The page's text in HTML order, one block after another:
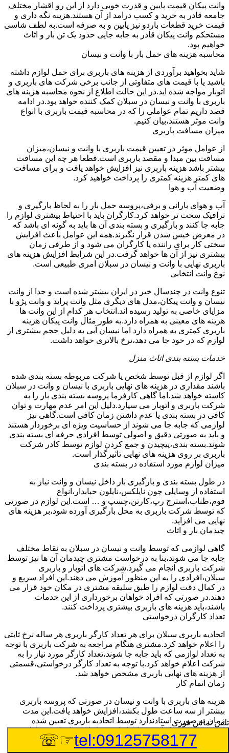
وانت پیکان قیمت پایین و قدرت خوبی دارد از این رو اقشار مختلف
جامعه قادر به خرید و کسب درامد از آن هستند.هزینه نگه داری و
قیمت خرید قطعات باردو نیز پایین و به صرفه است.به لطف شاسی
مستحکم وانت پیکان قادر به جابه جایی حدود یک تن بار و اثاث
خواهیم بود.
محاسبه هزینه های حمل بار با وانت و نیسان
شاید بخواهید برآوردی از هزینه های باربری برای حمل لوازم داشته
باشید یا با قیمت های متفاوتی از جانب برخی شرکت های باربری و
اتوبار مواجه شده اید.در این حالت اطلاع از نحوه محاسبه هزینه های
باربری با وانت و نیسان در سبلان کمک کننده خواهد بود.در ادامه
قصد داریم تمام عواملی را که در محاسبه قیمت باربری با انواع
وانت موثر هستند،بیان کنیم.
میزان مسافت باربری
از عوامل موثر در تعیین قیمت باربری با وانت و نیسان،میزان
مسافت بین مبدا و مقصد باربری است.قطعا هر چه این مسافت
بیشتر باشد هزینه باربری نیز افزایش خواهد یافت و برای مسافت
های کمتر هزینه کمتری را پرداخت خواهید کرد.
وضعیت آب و هوا
آب و هوای بارانی و برفی،پروسه حمل بار را به لحاظ بارگیری و
ترافیک سخت تر خواهد کرد.کارگران باید با احتیاط بیشتری لوازم را
جابه جا کنند و بارگیری و بسته بندی آن ها باید به گونه ای باشد که
در معرض خیس شدن قرار نگیرند.همه این عوامل باعث افزایش
سختی کار برای راننده یا کارگران می شود و از طرفی زمان
بیشتری نیز از آن ها خواهد گرفت.در این شرایط افزایش هزینه های
باربری نهایی با وانت و نیسان در سبلان امری طبیعی است.
نوع وانت انتخابی
تنوع وانت در چندسال خیر در ایران بیشتر شده است و جدا از وانت
نیسان و وانت پیکان،مدل های دیگری مثل وانت پراید و وانت پژو با
مزایای خاصی به تولید رسیده اند.انتخاب هر کدام از این وانت ها
هزینه های معینی به همراه دارد.به طور مثال وانت پیکان هزینه
باربری کمتری به همراه دارد اما نیسان آبی به دلیل حجم بیشتری از
لوازم که در خود جا می دهد،نرخ بالاتری خواهد داشت.
خدمات بسته بندی اثاث منزل
اگر لوازم از قبل توسط شخص یا شرکت مربوطه بسته بندی شده
باشند مقداری در هزینه های نهایی باربری با نیسان و وانت در سبلان
کاسته خواهد شد.اما گاهی کارفرما پروسه بسته بندی بار را به
شرکت باربری و اتوبار می سپارد.دلیل این امر عدم مهارت و توان
کافی در بسته بندی یا عدم داشتن زمان کافی است.گاهی نیز
لوازمی که جابه جا می شوند از حساسیت ویژه ای برخوردار هستند
و باید به صورتی دقیق و اصولی توسط افرادی حرفه ای بسته بندی
شوند.بسته بندی،پیچیدن و جمع کردن لوازم توسط کادر شرکت
باربری بر روی هزینه های نهایی تاثیرگذار است.
میزان لوازم مورد استفاده در بسته بندی
در طول بسته بندی و بارگیری بار داخل نیسان و وانت نیاز به
استفاده از وسایلی چون نایلکس،نایلون حبابدار،انواع
فوم،طناب،استرچ رپ،کارتن،چسپ و … است.این لوازم در صورتی
که توسط شرکت باربری به محل بارگیری آورده شود،بر هزینه های
نهایی می افزاید.
چیدمان بار و اثاث
گاهی لوازمی که توسط وانت و نیسان در سبلان به نقاط مختلف
جابه جا می شوند،بنا به درخواست مشتری چیدمان آن ها نیز توسط
شرکت باربری انجام می گیرد.شرکت های اتوبار و باربری
سبلان،افرادی را به این منظور آموزش می دهند.این افراد سریع و
در کمال دقت لوازم را طبق سلیقه مشتری در مکان خود قرار می
دهند.در صورتی که افراد خواهان برخورداری از این خدمات
باشند،باید هزینه های باربری بیشتری پرداخت کنند.
تعداد کارگران درخواستی
اتحادیه باربری سبلان برای هر تعداد کارگر باربری هر ساله نرخ ثابتی
را اعلام خواهد کرد.مشتری هنگام مراجعه به شرکت باربری با توجه
به تعداد لوازمی که باید جابه جا شوند،تعداد کارگر مورد نیاز را به
شرکت اعلام خواهد کرد.با توجه به تعداد کارگر درخواستی،قسمتی
از هزینه های نهایی باربری مشخص خواهد شد.
زمان اتمام کار
هزینه های باربری با وانت و نیسان در صورتی که پروسه باربری
بیشتر از سه ساعت طول بکشد،افزایش خواهد یافت.این مدت
زمان به صورت استادندارد توسط اتحادیه باربری تعیین شده
است.عواملی مثل آب وهوا،ترافیک،شرایط جغرافیایی مبدا یا حجم
زیاد لوازم ممکن است باعث افزایش مدت زمان بارگیری و باربری
شوند که افزایش هزینه های باربری را در پی خواهند داشت.
تلفن تماس فوری
tel:09125758177
☞☏